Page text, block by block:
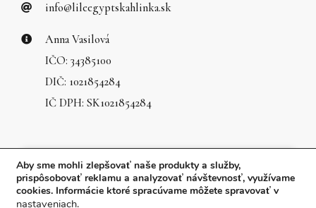
info@lileegyptskahlinka.sk
Anna Vasilová
IČO: 34385100
DIČ: 1021854284
IČ DPH: SK1021854284
Aby sme mohli zlepšovať naše produkty a služby,
prispôsobovať reklamu a analyzovať návštevnosť, využívame
cookies. Informácie ktoré spracúvame môžete spravovať v
nastaveniach.